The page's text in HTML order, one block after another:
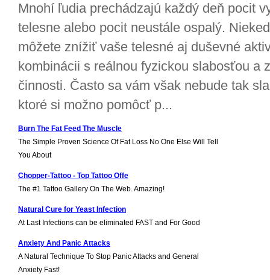
Mnohí ľudia prechádzajú každý deň pocit
telesne alebo pocit neustále ospalý.
môžete znížiť vaše telesné aj duševné
kombinácii s reálnou fyzickou slabosťou a
činnosti. Často sa vám však nebude tak
ktoré si možno pomôcť p...
Burn The Fat Feed The Muscle
The Simple Proven Science Of Fat Loss No One Else Will Tell
You About
Chopper-Tattoo - Top Tattoo Offe
The #1 Tattoo Gallery On The Web. Amazing!
Natural Cure for Yeast Infection
At Last Infections can be eliminated FAST and For Good
Anxiety And Panic Attacks
A Natural Technique To Stop Panic Attacks and General
Anxiety Fast!